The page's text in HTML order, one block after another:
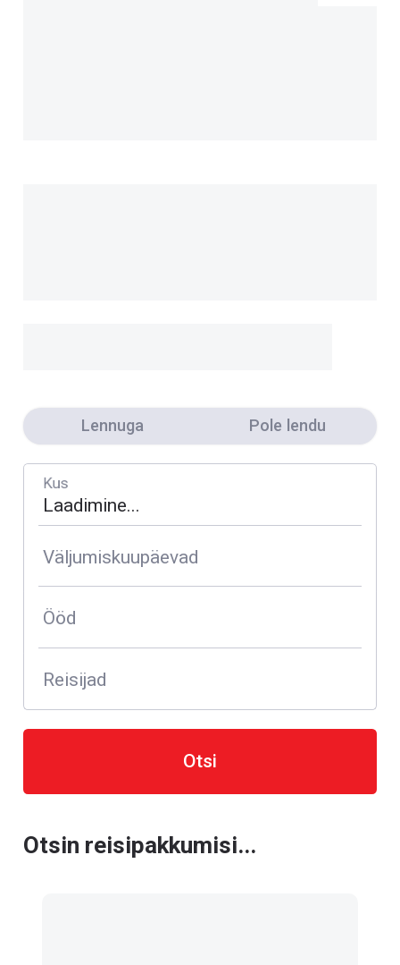
Lennuga Pole lendu
Kus
Väljumiskuupäevad
Ööd
Reisijad
Otsi
Otsin reisipakkumisi...